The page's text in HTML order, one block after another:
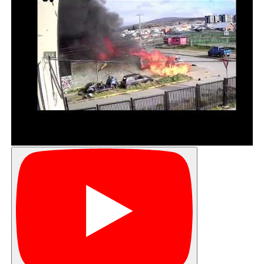
privado terminando con el actual beneficio que permite a
los trabajadores públicos percibir el total de su sueldo en
caso de reposo. De esta forma, se determina una
remuneración diaria (una 13° parte de la remuneración
bruta) Esto regiría para todas las licencias salvo las
maternales (pre, postnatal y enfermedad del hijo menor
de un año) y las de accidentes del trabajo.
Se amplían sus facultades, de manera de que las
comisiones puedan detectar con mayor facilidad
conductas incompatibles con el SIL. Así ordena a los
órganos del Estado colaborar con la entrega de
información como así también a los empleadores del
mundo privado cuando le sea solicitada.
También se le permitirá a las COMPIN controlar